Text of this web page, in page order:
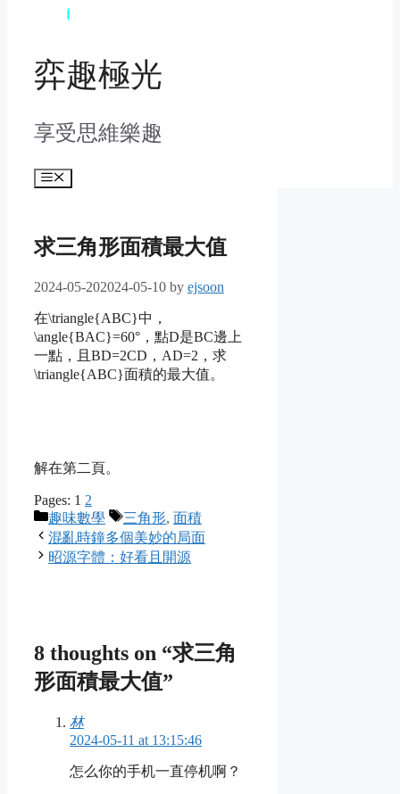
弈趣極光
享受思維樂趣
Menu
求三角形面積最大值
2024-05-202024-05-10 by ejsoon
在\triangle{ABC}中，
\angle{BAC}=60° ，點D是BC邊上
一點，且 BD=2CD ， AD=2 ，求
\triangle{ABC}面積的最大值。
解在第二頁。
Pages: 1 2
Categories
趣味數學 Tags
三角形, 面積
混亂時鐘多個美妙的局面
昭源字體：好看且開源
8 thoughts on “求三角
形面積最大值”
林
2024-05-11 at 13:15:46
怎么你的手机一直停机啊？